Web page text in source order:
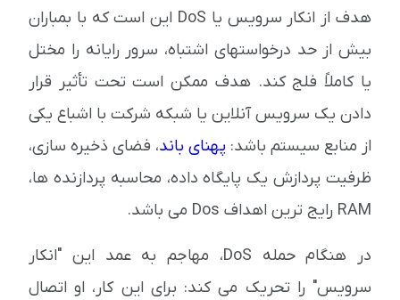
هدف از انكار سرویس یا DoS این است كه با بمباران
بیش از حد درخواستهای اشتباه، سرور رایانه را مختل
یا كاملاً فلج كند. هدف ممکن است تحت تأثیر قرار
دادن یک سرویس آنلاین یا شبکه شرکت با اشباع یکی
از منابع سیستم باشد: پهنای باند، فضای ذخیره سازی،
ظرفیت پردازش یک پایگاه داده، محاسبه پردازنده ها،
RAM رایج ترین اهداف Dos می باشد.
در هنگام حمله DoS، مهاجم به عمد این "انکار
سرویس" را تحریک می کند: برای این کار، او اتصال